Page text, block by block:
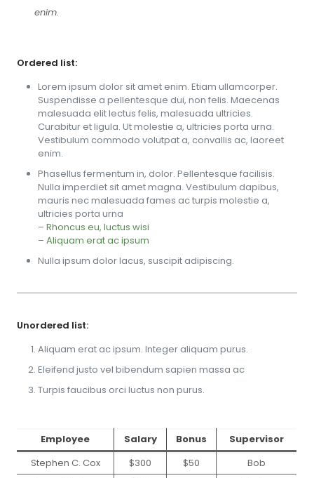
enim.
Ordered list:
Lorem ipsum dolor sit amet enim. Etiam ullamcorper.
Suspendisse a pellentesque dui, non felis. Maecenas
malesuada elit lectus felis, malesuada ultricies.
Curabitur et ligula. Ut molestie a, ultricies porta urna.
Vestibulum commodo volutpat a, convallis ac, laoreet
enim.
Phasellus fermentum in, dolor. Pellentesque facilisis.
Nulla imperdiet sit amet magna. Vestibulum dapibus,
mauris nec malesuada fames ac turpis molestie a,
ultricies porta urna
–Rhoncus eu, luctus wisi
–Aliquam erat ac ipsum
Nulla ipsum dolor lacus, suscipit adipiscing.
Unordered list:
Aliquam erat ac ipsum. Integer aliquam purus.
Eleifend justo vel bibendum sapien massa ac
Turpis faucibus orci luctus non purus.
Employee Salary Bonus
Supervisor
Stephen C. Cox
$300 $50
Bob